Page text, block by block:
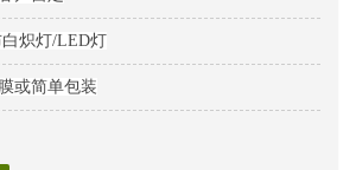
炽灯/LED灯
或简单包装